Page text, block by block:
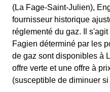
(La Fage-Saint-Julien),
fournisseur historique
réglementé du gaz. Il
Fagien déterminé par les
de gaz sont disponibles à
offre verte et une offre à
(susceptible de diminuer